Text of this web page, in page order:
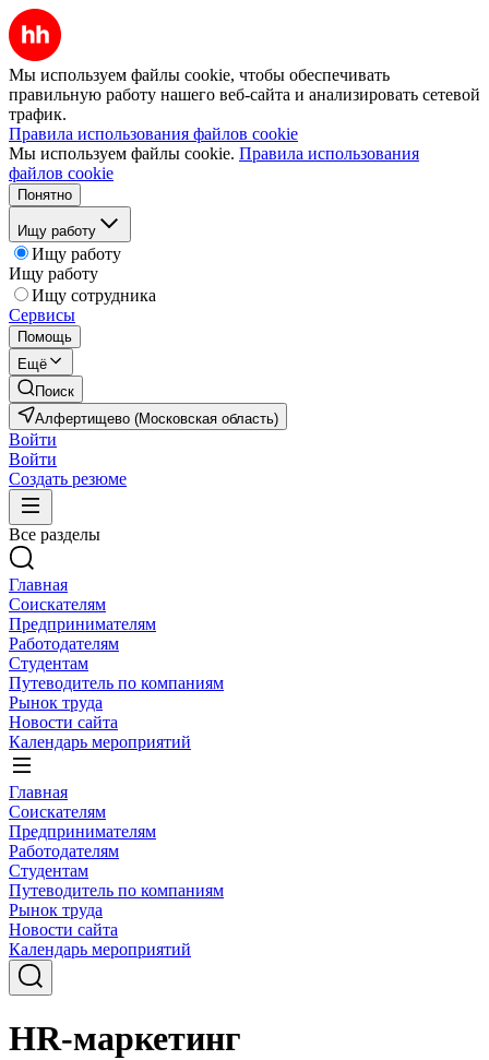
Мы используем файлы cookie, чтобы обеспечивать
правильную работу нашего веб-сайта и анализировать сетевой
трафик.
Правила использования файлов cookie
Мы используем файлы cookie. Правила использования
файлов cookie
Понятно
Ищу работу
Ищу работу
Ищу работу
Ищу сотрудника
Сервисы
Помощь
Ещё
Поиск
Алфертищево (Московская область)
Войти
Войти
Создать резюме
Все разделы
Главная
Соискателям
Предпринимателям
Работодателям
Студентам
Путеводитель по компаниям
Рынок труда
Новости сайта
Календарь мероприятий
Главная
Соискателям
Предпринимателям
Работодателям
Студентам
Путеводитель по компаниям
Рынок труда
Новости сайта
Календарь мероприятий
HR-маркетинг